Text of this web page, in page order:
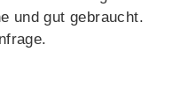
und gut gebraucht.